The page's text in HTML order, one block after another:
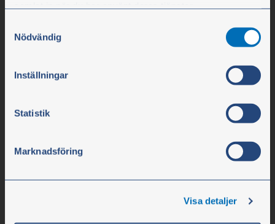
Du kan när som helst ändra ditt val. För att återkalla ditt
samtycke klickar du på ”Cookie-ikonen” längst ned till
Nödvändig
Inställningar
Statistik
Marknadsföring
Visa detaljer
Org.nr. 556617-0154
Företaget
Personal